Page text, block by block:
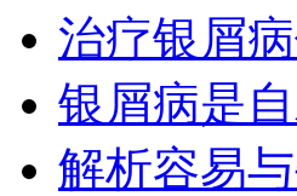
治疗银屑
银屑病是
解析容易